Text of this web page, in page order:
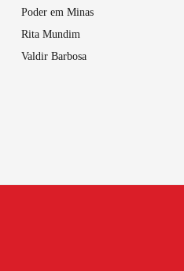
Poder em Minas
Rita Mundim
Valdir Barbosa